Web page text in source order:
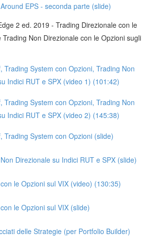
EPS - seconda parte (slide)
2 ed. 2019 - Trading Direzionale con le
Trading Non Direzionale con le Opzioni sugli
Trading System con Opzioni, Trading Non
Indici RUT e SPX (video 1) (101:42)
Trading System con Opzioni, Trading Non
Indici RUT e SPX (video 2) (145:38)
Trading System con Opzioni (slide)
Direzionale su Indici RUT e SPX (slide)
le Opzioni sul VIX (video) (130:35)
le Opzioni sul VIX (slide)
delle Strategie (per Portfolio Builder)